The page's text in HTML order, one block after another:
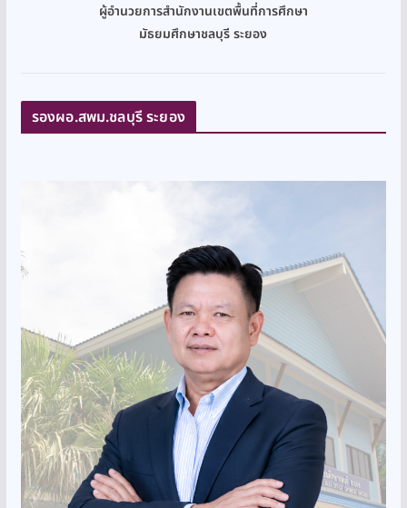
ผู้อำนวยการสำนักงานเขตพื้นที่การศึกษา
มัธยมศึกษาชลบุรี ระยอง
รองผอ.สพม.ชลบุรี ระยอง